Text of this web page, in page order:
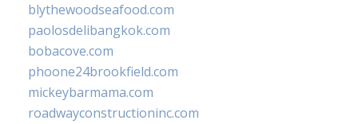
blythewoodseafood.com
paolosdelibangkok.com
bobacove.com
phoone24brookfield.com
mickeybarmama.com
roadwayconstructioninc.com